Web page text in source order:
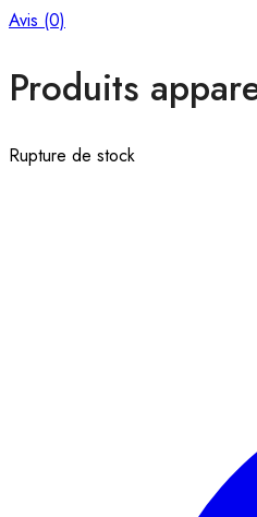
Avis (0)
Produits
Rupture de stock